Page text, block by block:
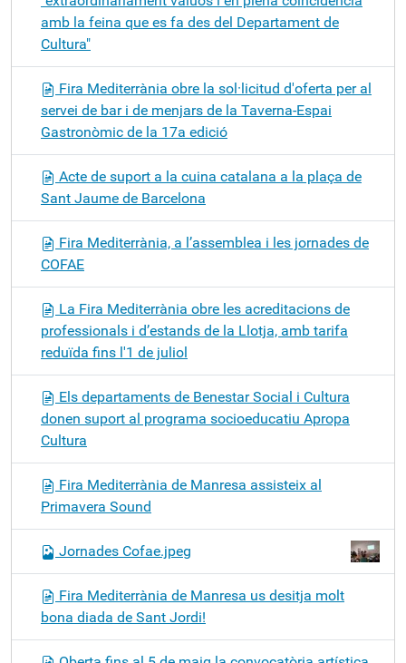
amb la feina que es fa des del Departament de
Cultura"
Fira Mediterrània obre la sol·licitud d'oferta per al
servei de bar i de menjars de la Taverna-Espai
Gastronòmic de la 17a edició
Acte de suport a la cuina catalana a la plaça de
Sant Jaume de Barcelona
Fira Mediterrània, a l’assemblea i les jornades de
COFAE
La Fira Mediterrània obre les acreditacions de
professionals i d’estands de la Llotja, amb tarifa
reduïda fins l'1 de juliol
Els departaments de Benestar Social i Cultura
donen suport al programa socioeducatiu Apropa
Cultura
Fira Mediterrània de Manresa assisteix al
Primavera Sound
Jornades Cofae.jpeg
Fira Mediterrània de Manresa us desitja molt
bona diada de Sant Jordi!